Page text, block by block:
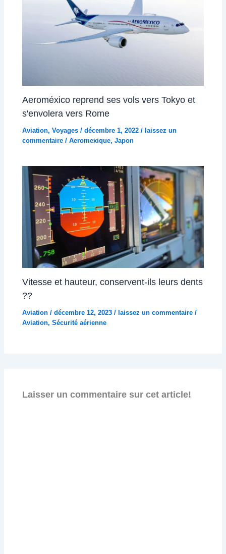
Aeroméxico reprend ses vols vers Tokyo et
s'envolera vers Rome
Aviation,Voyages /décembre 1, 2022/ laissez un
commentaire /Aeromexique,Japon
Vitesse et hauteur, conservent-ils leurs dents
??
Aviation /décembre 12, 2023/ laissez un commentaire /
Aviation,Sécurité aérienne
Laisser un commentaire sur cet article!